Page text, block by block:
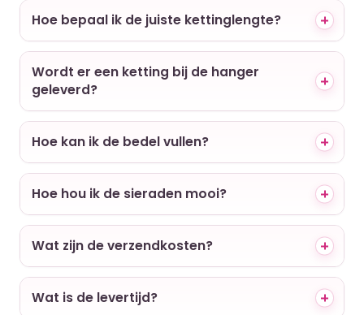
Hoe bepaal ik de juiste kettinglengte?
Wordt er een ketting bij de hanger
geleverd?
Hoe kan ik de bedel vullen?
Hoe hou ik de sieraden mooi?
Wat zijn de verzendkosten?
Wat is de levertijd?